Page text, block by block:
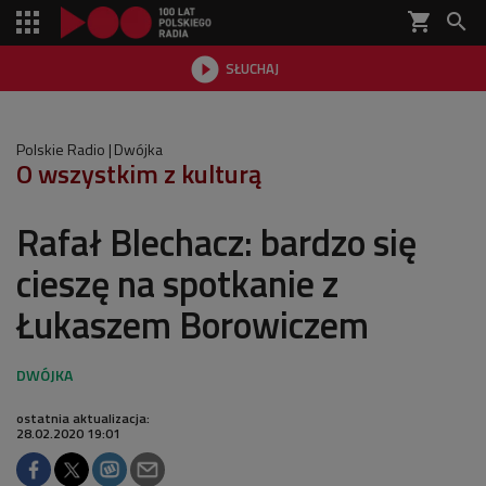
shopping_cart 
 SŁUCHAJ

Polskie Radio Dwójka
O wszystkim z kulturą
Rafał Blechacz: bardzo się
cieszę na spotkanie z
Łukaszem Borowiczem
ostatnia aktualizacja:
28.02.2020 19:01